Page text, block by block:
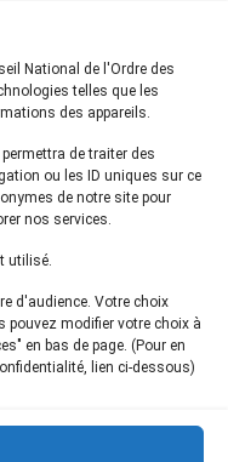
National de l'Ordre des
telles que les
des appareils.
de traiter des
ou les ID uniques sur ce
de notre site pour
nos services.
utilisé.
d'audience. Votre choix
pouvez modifier votre choix à
en bas de page. (Pour en
lien ci-dessous)
80
newsletter